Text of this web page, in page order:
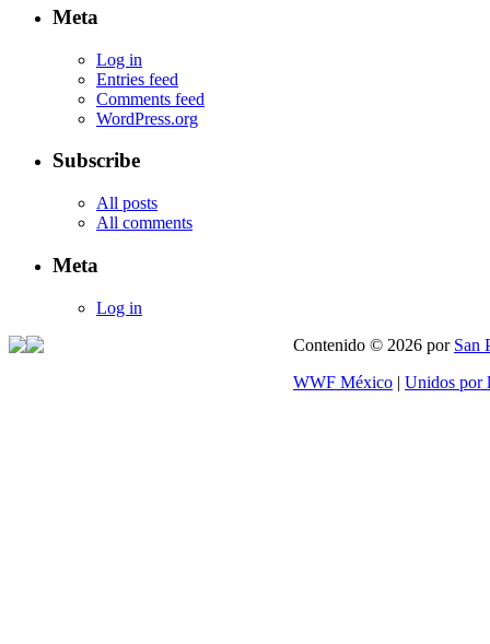
Meta
Log in
Entries feed
Comments feed
WordPress.org
Subscribe
All posts
All comments
Meta
Log in
Contenido © 2026 por San
WWF México | Unidos por